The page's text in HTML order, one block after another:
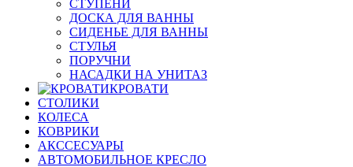
СТУПЕНИ
ДОСКА ДЛЯ ВАННЫ
СИДЕНЬЕ ДЛЯ ВАННЫ
СТУЛЬЯ
ПОРУЧНИ
НАСАДКИ НА УНИТАЗ
КРОВАТИ
СТОЛИКИ
КОЛЕСА
КОВРИКИ
АКССЕСУАРЫ
АВТОМОБИЛЬНОЕ КРЕСЛО